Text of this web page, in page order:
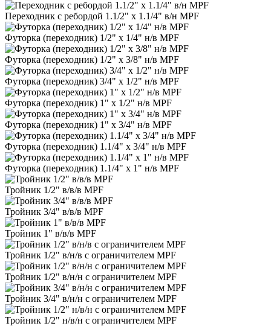
Переходник с ребордой 1.1/2" х 1.1/4" в/н MPF
Футорка (переходник) 1/2" х 1/4" н/в MPF
Футорка (переходник) 1/2" х 3/8" н/в MPF
Футорка (переходник) 3/4" х 1/2" н/в MPF
Футорка (переходник) 1" х 1/2" н/в MPF
Футорка (переходник) 1" х 3/4" н/в MPF
Футорка (переходник) 1.1/4" х 3/4" н/в MPF
Футорка (переходник) 1.1/4" х 1" н/в MPF
Тройник 1/2" в/в/в MPF
Тройник 3/4" в/в/в MPF
Тройник 1" в/в/в MPF
Тройник 1/2" в/н/в с ограничителем MPF
Тройник 1/2" в/н/н с ограничителем MPF
Тройник 3/4" в/н/н с ограничителем MPF
Тройник 1/2" н/в/н с ограничителем MPF